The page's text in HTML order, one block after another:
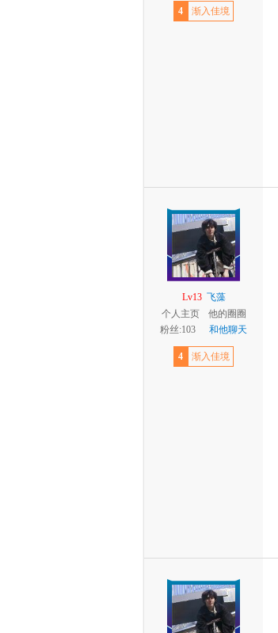
4 渐入佳境
Lv13 飞藻
个人主页
他的圈圈
粉丝:103
和他聊天
4 渐入佳境